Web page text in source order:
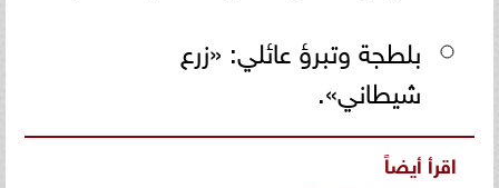
بلطجة وتبرؤ عائلي: «زرع
شيطاني».
اقرأ أيضاً